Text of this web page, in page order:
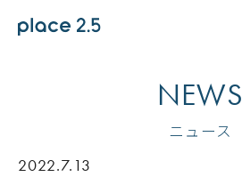
NEWS
ニュース
2022.7.13